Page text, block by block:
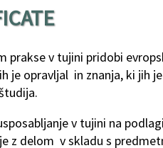
prakse v tujini pridobi
je opravljal in znanja, ki jih
v tujini na
z delom v skladu s